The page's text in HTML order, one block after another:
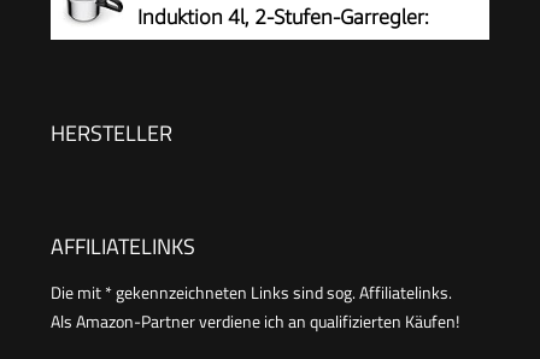
Induktion 4l, 2-Stufen-Garregler:
Edelstahl/Schwarz/Grün, P2580400
HERSTELLER
AFFILIATELINKS
Die mit * gekennzeichneten Links sind sog. Affiliatelinks.
Als Amazon-Partner verdiene ich an qualifizierten Käufen!